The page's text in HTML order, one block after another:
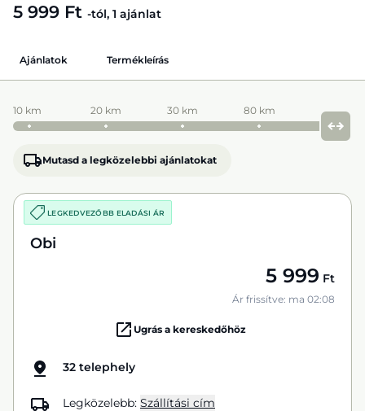
5 999 Ft -tól, 1 ajánlat
Ajánlatok Termékleírás
10 km 20 km 30 km 80 km
Mutasd a legközelebbi ajánlatokat
LEGKEDVEZŐBB ELADÁSI ÁR
Obi
5 999 Ft
Ár frissítve: ma 02:08
Ugrás a kereskedőhöz
32 telephely
Legközelebb: Szállítási cím